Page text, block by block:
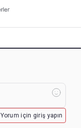
Yorum için giriş yapın